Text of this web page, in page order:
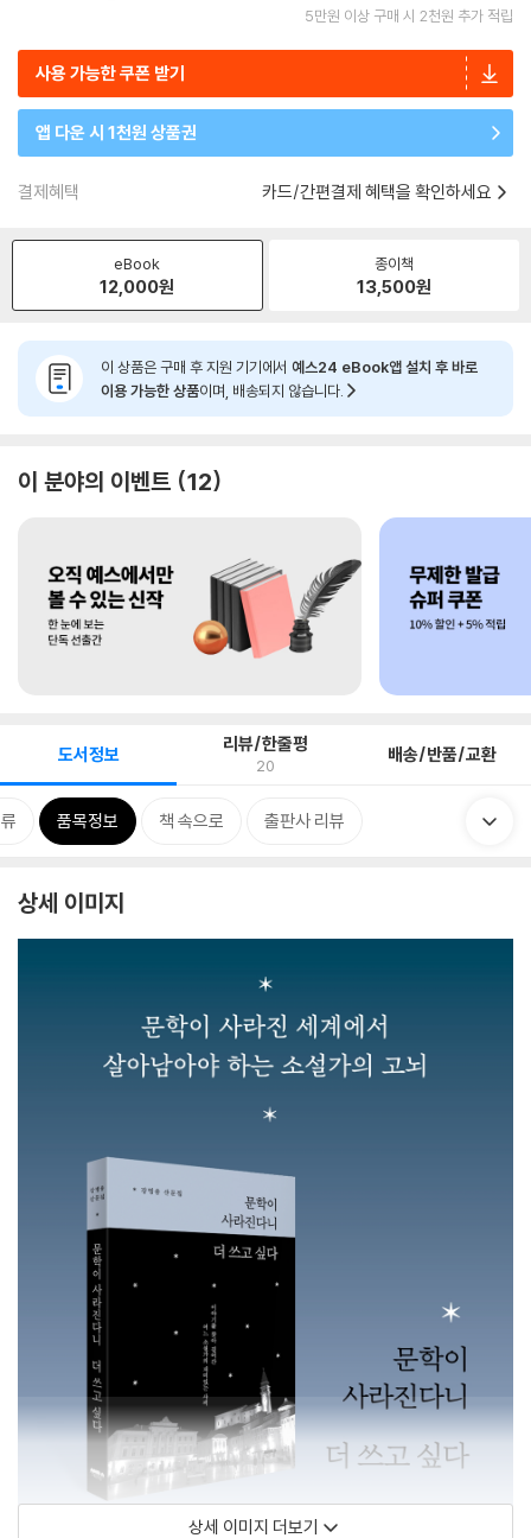
5만원 이상 구매 시 2천원 추가 적립
사용 가능한 쿠폰 받기
앱 다운 시 1천원 상품권
결제혜택 카드/간편결제 혜택을 확인하세요
eBook
12,000원
종이책
13,500원
이 상품은 구매 후 지원 기기에서 예스24 eBook앱 설치 후 바로
이용 가능한 상품이며, 배송되지 않습니다.
이 분야의 이벤트 12
도서정보 리뷰/한줄평
20 배송/반품/교환
품목정보 책 속으로 출판사 리뷰
상세 이미지
상세 이미지 더보기